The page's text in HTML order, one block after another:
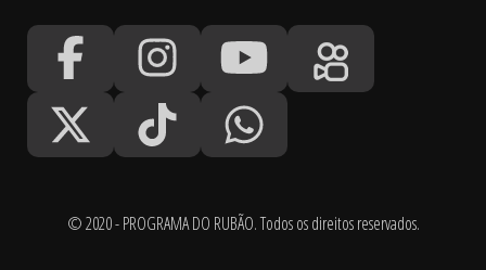
© 2020 - PROGRAMA DO RUBÃO. Todos os direitos reservados.